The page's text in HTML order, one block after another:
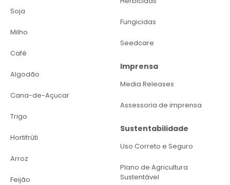
Soja
Milho
Café
Algodão
Cana-de-Açucar
Trigo
Hortifrúti
Arroz
Feijão
Fungicidas
Seedcare
Imprensa
Media Releases
Assessoria de imprensa
Sustentabilidade
Uso Correto e Seguro
Plano de Agricultura
Sustentável